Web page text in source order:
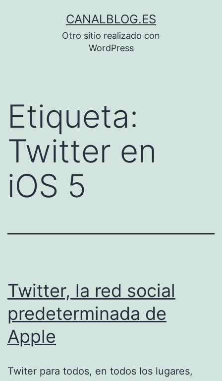
CANALBLOG.ES
Otro sitio realizado con
WordPress
Etiqueta:
Twitter en
iOS 5
Twitter, la red social
predeterminada de
Apple
Twiter para todos, en todos los lugares,